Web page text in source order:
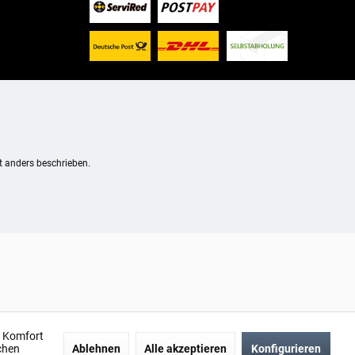
beschrieben.
Komfort
Ablehnen Alle akzeptieren Konfigurieren